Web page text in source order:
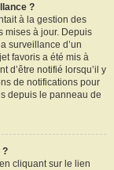
?
à la gestion des
mises à jour. Depuis
surveillance d’un
favoris a été mis à
d’être notifié lorsqu’il y
de notifications pour
depuis le panneau de
?
cliquant sur le lien